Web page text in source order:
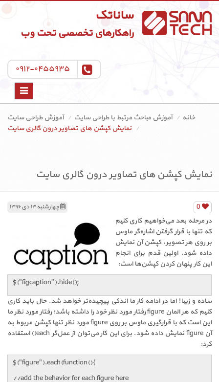
ساناتک
راهکارهای تخصصی تحت وب
۰۹۱۲-۰۴۵۵۹۳۵
Toggle
خانه
آموزش مباحث مرتبط با طراحی سایت
آموزش طراحی سایت
نمایش کپشن‌ های تصاویر درون گالری سایت
نمایش کپشن‌ های تصاویر درون گالری سایت
چهارشنبه ۱۳ دی ۱۳۹۶
0
در مرحله بعد می‌خواهیم کاری کنیم
که تنها با قرار گرفتن اشاره‌گر ماوس
بر روی هر تصویر، کپشن آن نمایش
داده شود. اولین قدم برای انجام
این کار پنهان کردن کپشن‌ها است:
$("figcaption").hide();
ساده و زیبا! اما در ادامه کار ما اندکی پیچیده‌تر خواهد شد. حال باید کاری
کنیم که هر المان figure رفتار مورد نظر خود را داشته باشد؛ رفتار مورد نظر ما
این است که با قرارگیری ماوس بر روی figure مورد نظر تنها کپشن مربوط به
آن figure نمایش داده شود. برای این کار می‌توان از عمل‌گر each() استفاده
کرد:
$("figure").each(function(){
//add the behavior for each figure here